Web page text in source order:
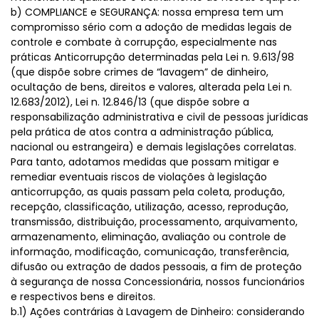
b) COMPLIANCE e SEGURANÇA: nossa empresa tem um
compromisso sério com a adoção de medidas legais de
controle e combate à corrupção, especialmente nas
práticas Anticorrupção determinadas pela Lei n. 9.613/98
(que dispõe sobre crimes de “lavagem” de dinheiro,
ocultação de bens, direitos e valores, alterada pela Lei n.
12.683/2012), Lei n. 12.846/13 (que dispõe sobre a
responsabilização administrativa e civil de pessoas jurídicas
pela prática de atos contra a administração pública,
nacional ou estrangeira) e demais legislações correlatas.
Para tanto, adotamos medidas que possam mitigar e
remediar eventuais riscos de violações à legislação
anticorrupção, as quais passam pela coleta, produção,
recepção, classificação, utilização, acesso, reprodução,
transmissão, distribuição, processamento, arquivamento,
armazenamento, eliminação, avaliação ou controle de
informação, modificação, comunicação, transferência,
difusão ou extração de dados pessoais, a fim de proteção
à segurança de nossa Concessionária, nossos funcionários
e respectivos bens e direitos.
b.1) Ações contrárias à Lavagem de Dinheiro: considerando